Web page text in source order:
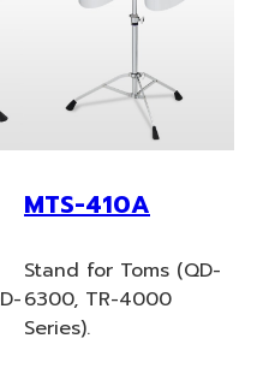
MTS-410A
Stand for Toms (QD-
6300, TR-4000
Series).